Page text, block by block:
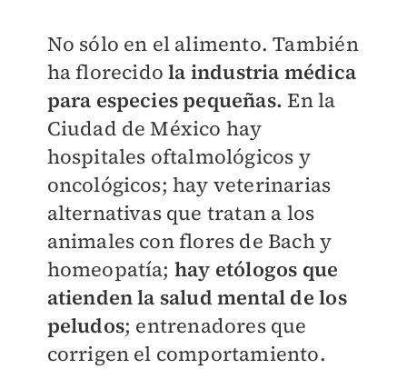
No sólo en el alimento. También
ha florecidola industria médica
para especies pequeñas. En la
Ciudad de México hay
hospitales oftalmológicos y
oncológicos; hay veterinarias
alternativas que tratan a los
animales con flores de Bach y
homeopatía; hay etólogos que
atienden la salud mental de los
peludos; entrenadores que
corrigen el comportamiento.